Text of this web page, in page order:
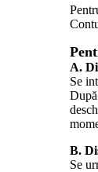
A.
Se
B.
Se